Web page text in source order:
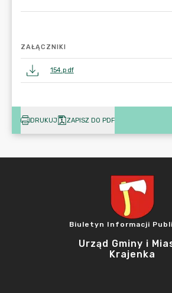
ZAŁĄCZNIKI
154.pdf
DRUKUJ ZAPISZ DO PDF
Biuletyn Informacji
Urząd Gminy i
Krajenka